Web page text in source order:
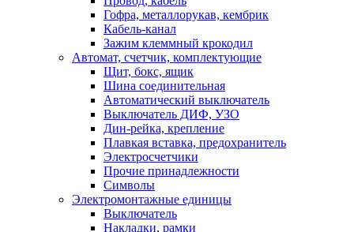
Гофра, металлорукав, кембрик
Кабель-канал
Зажим клеммный крокодил
Автомат, счетчик, комплектующие
Щит, бокс, ящик
Шина соединительная
Автоматический выключатель
Выключатель ДИФ, УЗО
Дин-рейка, крепление
Плавкая вставка, предохранитель
Электросчетчики
Прочие принадлежности
Символы
Электромонтажные единицы
Выключатель
Накладки, рамки